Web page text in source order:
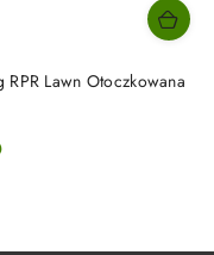
Lawn Otoczkowana